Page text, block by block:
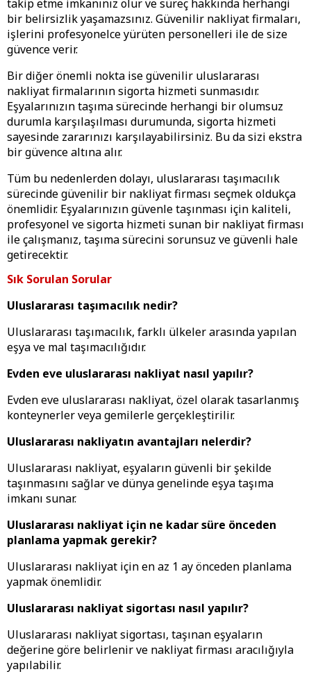
takip etme imkanınız olur ve süreç hakkında herhangi
bir belirsizlik yaşamazsınız. Güvenilir nakliyat firmaları,
işlerini profesyonelce yürüten personelleri ile de size
güvence verir.
Bir diğer önemli nokta ise güvenilir uluslararası
nakliyat firmalarının sigorta hizmeti sunmasıdır.
Eşyalarınızın taşıma sürecinde herhangi bir olumsuz
durumla karşılaşılması durumunda, sigorta hizmeti
sayesinde zararınızı karşılayabilirsiniz. Bu da sizi ekstra
bir güvence altına alır.
Tüm bu nedenlerden dolayı, uluslararası taşımacılık
sürecinde güvenilir bir nakliyat firması seçmek oldukça
önemlidir. Eşyalarınızın güvenle taşınması için kaliteli,
profesyonel ve sigorta hizmeti sunan bir nakliyat firması
ile çalışmanız, taşıma sürecini sorunsuz ve güvenli hale
getirecektir.
Sık Sorulan Sorular
Uluslararası taşımacılık nedir?
Uluslararası taşımacılık, farklı ülkeler arasında yapılan
eşya ve mal taşımacılığıdır.
Evden eve uluslararası nakliyat nasıl yapılır?
Evden eve uluslararası nakliyat, özel olarak tasarlanmış
konteynerler veya gemilerle gerçekleştirilir.
Uluslararası nakliyatın avantajları nelerdir?
Uluslararası nakliyat, eşyaların güvenli bir şekilde
taşınmasını sağlar ve dünya genelinde eşya taşıma
imkanı sunar.
Uluslararası nakliyat için ne kadar süre önceden
planlama yapmak gerekir?
Uluslararası nakliyat için en az 1 ay önceden planlama
yapmak önemlidir.
Uluslararası nakliyat sigortası nasıl yapılır?
Uluslararası nakliyat sigortası, taşınan eşyaların
değerine göre belirlenir ve nakliyat firması aracılığıyla
yapılabilir.